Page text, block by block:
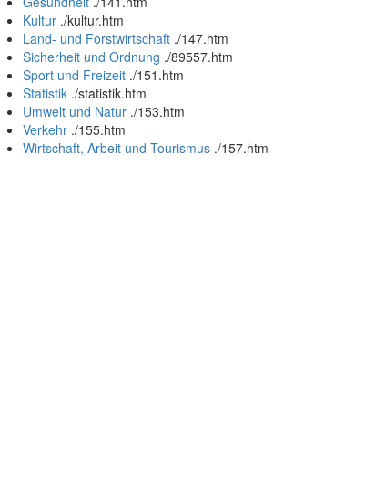
Kultur ./kultur.htm
Land- und Forstwirtschaft ./147.htm
Sicherheit und Ordnung ./89557.htm
Sport und Freizeit ./151.htm
Statistik ./statistik.htm
Umwelt und Natur ./153.htm
Verkehr ./155.htm
Wirtschaft, Arbeit und Tourismus ./157.htm